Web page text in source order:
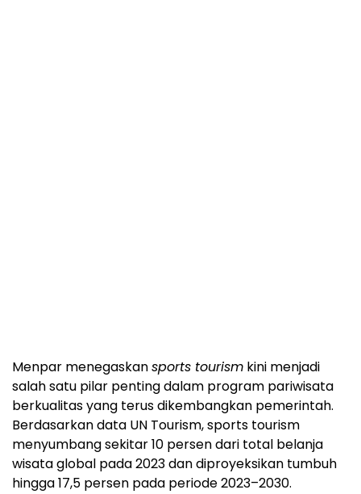
Menpar menegaskansports tourism kini menjadi
salah satu pilar penting dalam program pariwisata
berkualitas yang terus dikembangkan pemerintah.
Berdasarkan data UN Tourism, sports tourism
menyumbang sekitar 10 persen dari total belanja
wisata global pada 2023 dan diproyeksikan tumbuh
hingga 17,5 persen pada periode 2023–2030.